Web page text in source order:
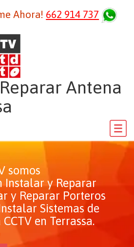
Ahora! 662 914 737
Antena
somos
Instalar y Reparar
y Reparar Porteros
Sistemas de
en Terrassa.